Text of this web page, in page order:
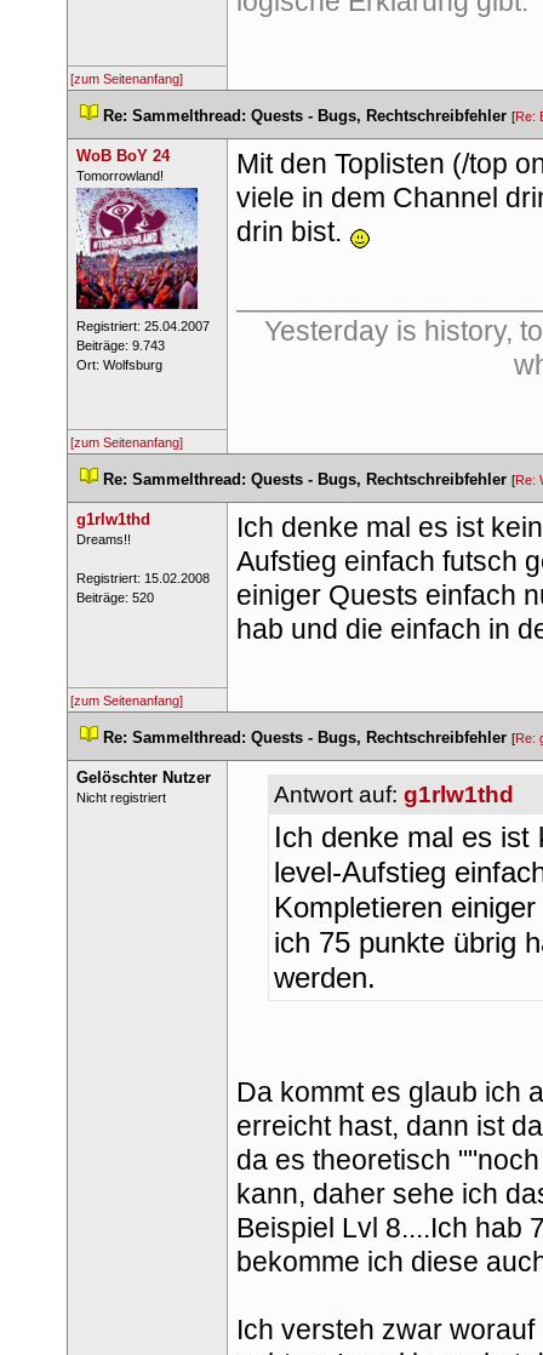
[zum Seitenanfang]
Re: Sammelthread: Quests - Bugs, Rechtschreibfehler [Re:
WoB BoY 24
​Tomorrowland!
Registriert: 25.04.2007
Beiträge: 9.743
Ort: Wolfsburg
Mit den Toplisten (/top
viele in dem Channel
drin bist.
Yesterday is history,
[zum Seitenanfang]
Re: Sammelthread: Quests - Bugs, Rechtschreibfehler [Re:
g1rlw1thd
​Dreams!!
Registriert: 15.02.2008
Beiträge: 520
Ich denke mal es ist
Aufstieg einfach futsch
einiger Quests einfach
hab und die einfach in
[zum Seitenanfang]
Re: Sammelthread: Quests - Bugs, Rechtschreibfehler [Re:
Gelöschter Nutzer
Nicht registriert Antwort auf: g1rlw1thd
Ich denke mal es ist
level-Aufstieg
Kompletieren
ich 75 punkte übrig
werden.
Da kommt es glaub ich
erreicht hast, dann ist
da es theoretisch
kann, daher sehe ich
Beispiel Lvl 8....Ich hab
bekomme ich diese
Ich versteh zwar